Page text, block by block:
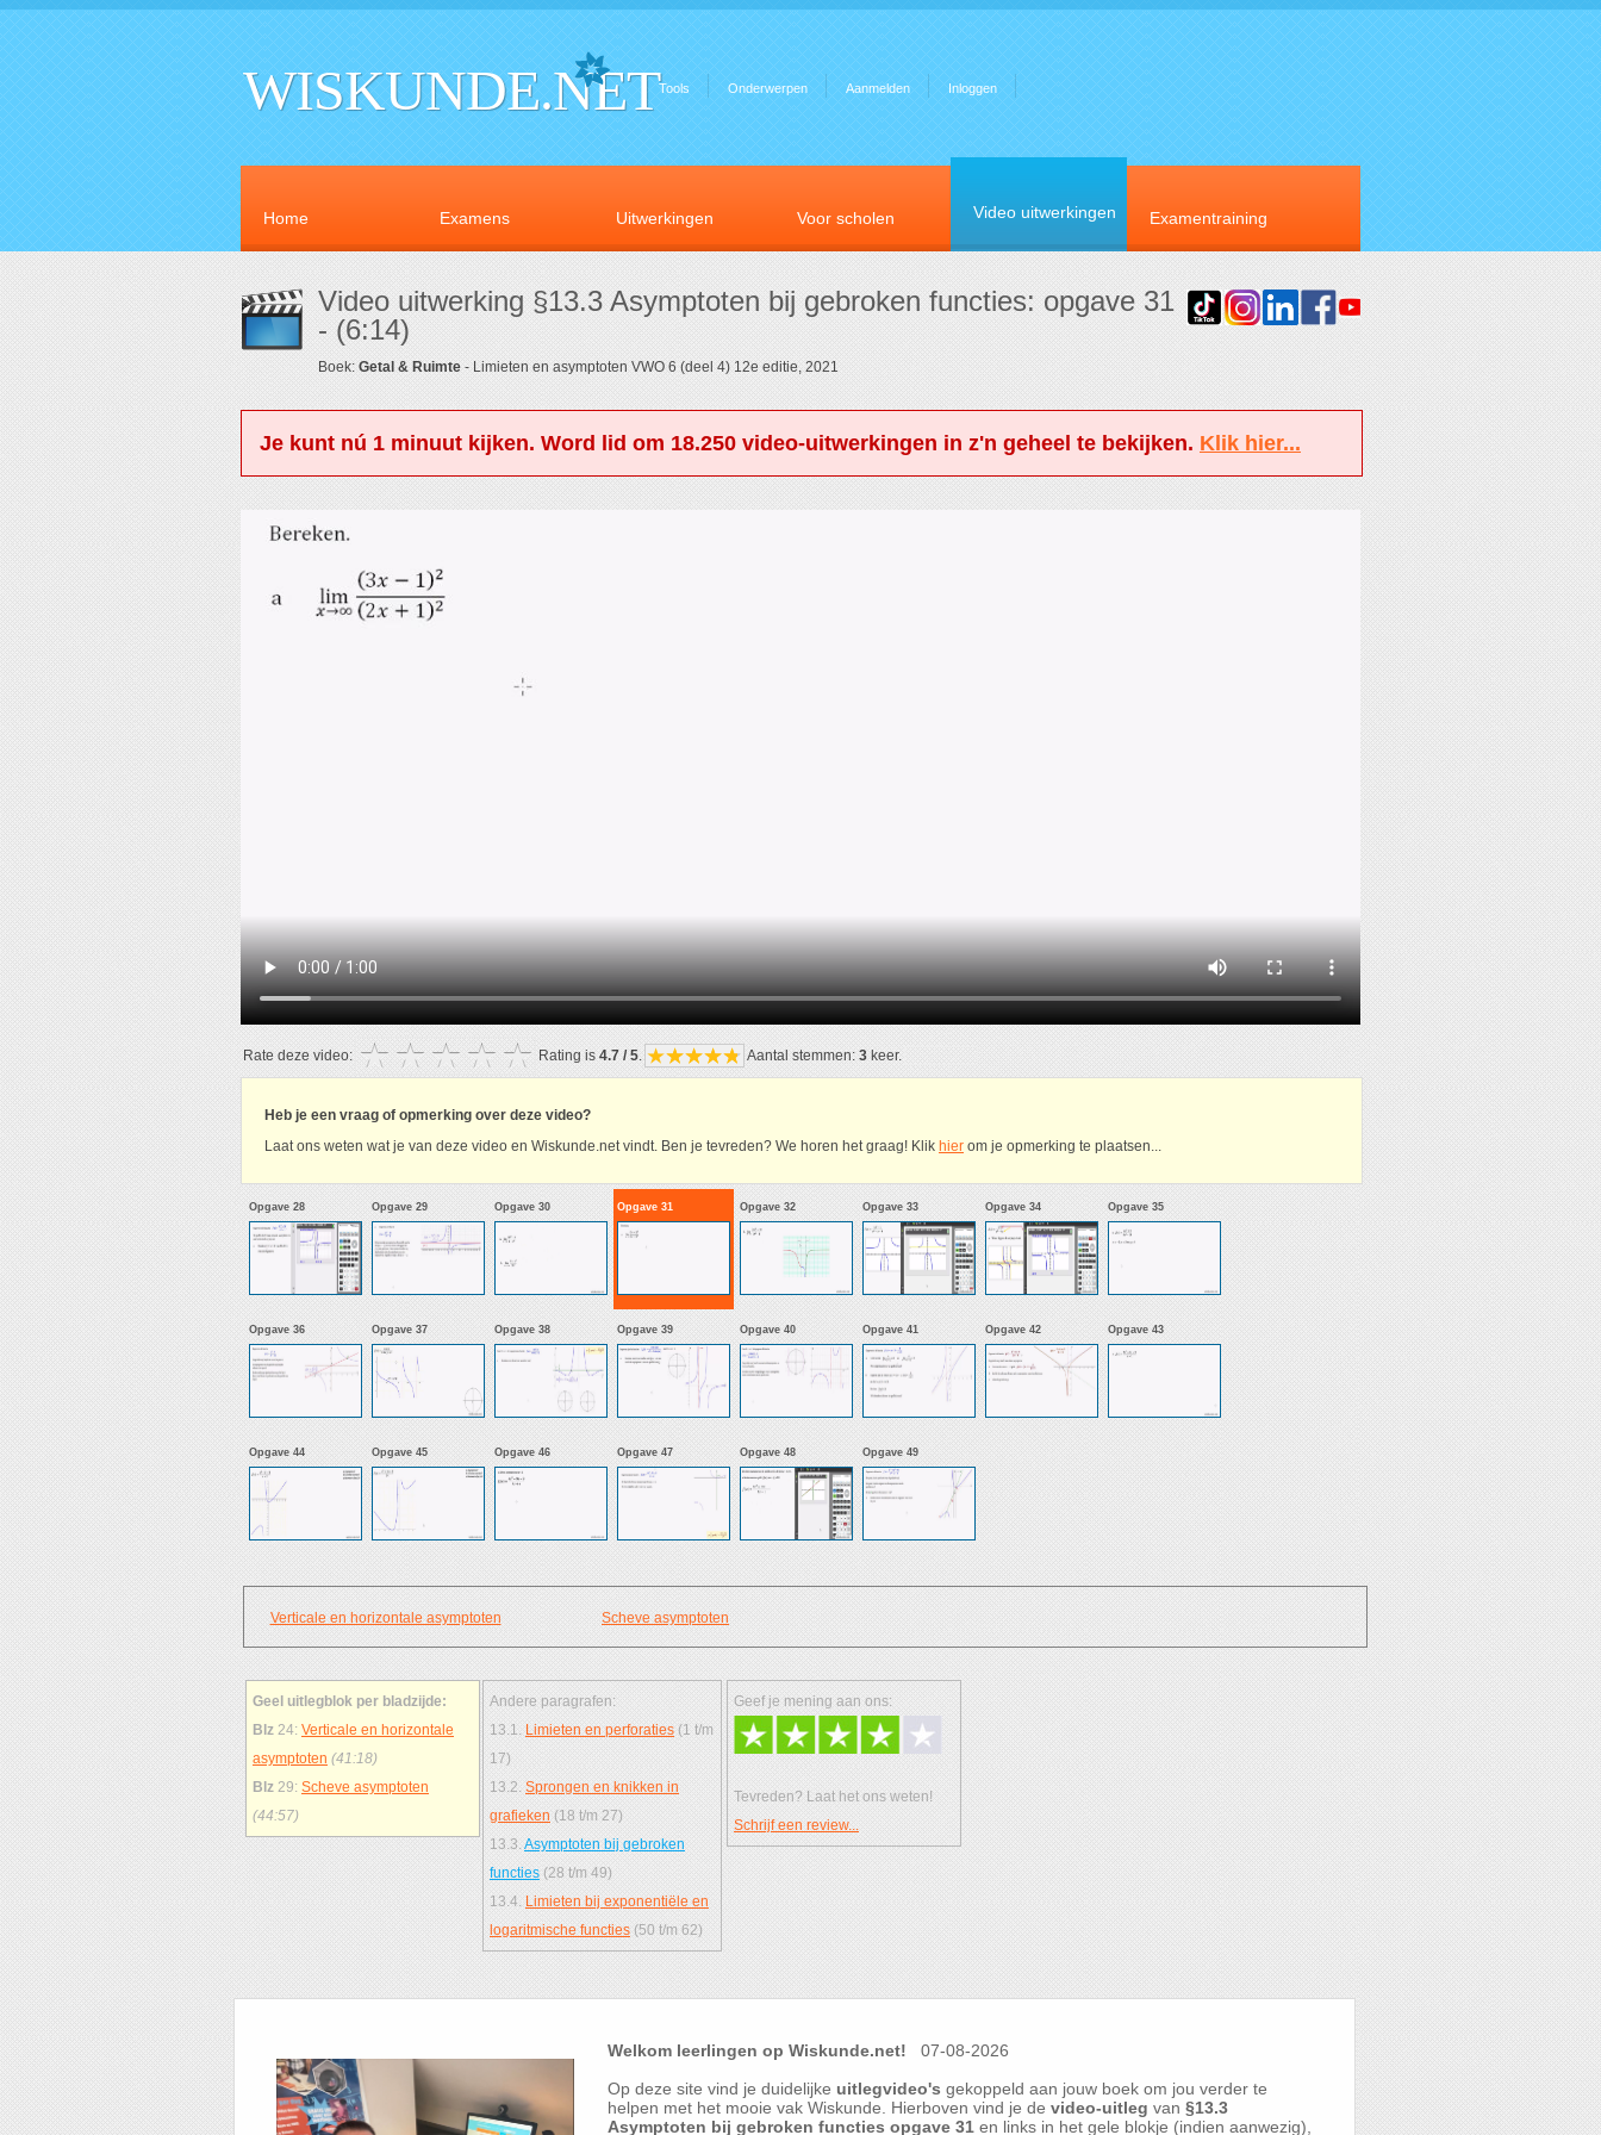
WISKUNDE.NETTools Onderwerpen Aanmelden Inloggen
Home Examens Uitwerkingen Voor scholen Video uitwerkingen Examentraining
Video uitwerking §13.3 Asymptoten bij gebroken functies: opgave 31
- (6:14)
Boek: Getal & Ruimte - Limieten en asymptoten VWO 6 (deel 4) 12e editie, 2021
Je kunt nú 1 minuut kijken. Word lid om 18.250 video-uitwerkingen in z'n geheel te bekijken. Klik hier...
Rate deze video: Rating is 4.7 / 5 Aantal stemmen: 3 keer.
Heb je een vraag of opmerking over deze video?
Laat ons weten wat je van deze video en Wiskunde.net vindt. Ben je tevreden? We horen het graag! Klik hier om je opmerking te plaatsen...
Opgave 28 Opgave 29 Opgave 30 Opgave 31 Opgave 32 Opgave 33 Opgave 34 Opgave 35
Opgave 36 Opgave 37 Opgave 38 Opgave 39 Opgave 40 Opgave 41 Opgave 42 Opgave 43
Opgave 44 Opgave 45 Opgave 46 Opgave 47 Opgave 48 Opgave 49
Verticale en horizontale asymptoten Scheve asymptoten
Geel uitlegblok per bladzijde:
Blz 24: Verticale en horizontale
asymptoten (41:18)
Blz 29: Scheve asymptoten
(44:57)
Andere paragrafen:
13.1. Limieten en perforaties (1 t/m
17)
13.2. Sprongen en knikken in
grafieken (18 t/m 27)
13.3. Asymptoten bij gebroken
functies (28 t/m 49)
13.4. Limieten bij exponentiële en
logaritmische functies (50 t/m 62)
Geef je mening aan ons:
Tevreden? Laat het ons weten!
Schrijf een review...
Welkom leerlingen op Wiskunde.net!
07-08-2026
Op deze site vind je duidelijke uitlegvideo's gekoppeld aan jouw boek om jou verder te
helpen met het mooie vak Wiskunde. Hierboven vind je de video-uitleg van §13.3
Asymptoten bij gebroken functies opgave 31 en links in het gele blokje (indien aanwezig),